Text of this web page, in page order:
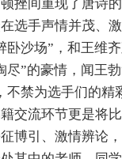
挫间重现了唐诗
选手声情并茂、
卧沙场”，和王维
尽”的豪情，闻王
不禁为选手们的精
交流环节更是将
博引、激情辨论